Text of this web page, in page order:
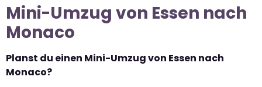
Mini-Umzug von Essen nach
Monaco
Planst du einen Mini-Umzug von Essen nach
Monaco?